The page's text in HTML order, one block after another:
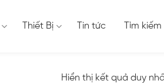
Thiết Bị Tin tức Tìm kiếm
Hiển thị kết quả duy